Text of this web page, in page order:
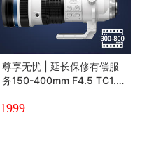
尊享无忧 | 延长保修有偿服
务150-400mm F4.5 TC1.2
购买服务赠送奥之心原装10
1999